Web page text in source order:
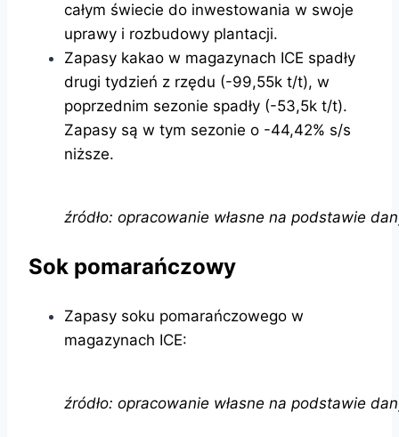
całym świecie do inwestowania w swoje
uprawy i rozbudowy plantacji.
Zapasy kakao w magazynach ICE spadły
drugi tydzień z rzędu (-99,55k t/t), w
poprzednim sezonie spadły (-53,5k t/t).
Zapasy są w tym sezonie o -44,42% s/s
niższe.
źródło: opracowanie własne na podstawie
Sok pomarańczowy
Zapasy soku pomarańczowego w
magazynach ICE:
źródło: opracowanie własne na podstawie